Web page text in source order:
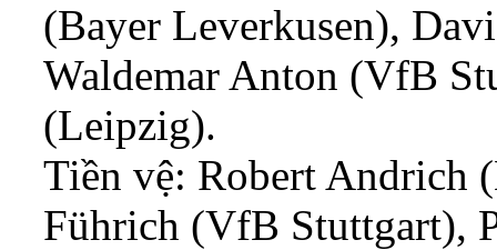
(Bayer Leverkusen),
Waldemar Anton (VfB
(Leipzig).
Tiền vệ: Robert Andrich
Führich (VfB Stuttgart),